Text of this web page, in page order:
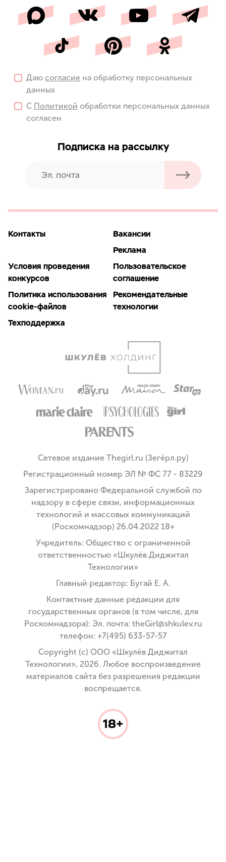
Даю согласие на обработку персональных
данных
С Политикой обработки персональных данных
согласен
Подписка на рассылку
Контакты
Вакансии
Реклама
Условия проведения
конкурсов
Пользовательское
соглашение
Политика использования
cookie-файлов
Рекомендательные
технологии
Техподдержка
Сетевое издание Thegirl.ru (Зегёрл.ру)
Регистрационный номер ЭЛ № ФС 77 - 83229
Зарегистрировано Федеральной службой по
надзору в сфере связи, информационных
технологий и массовых коммуникаций
(Роскомнадзор) 26.04.2022 18+
Учредитель: Общество с ограниченной
ответственностью «Шкулёв Диджитал
Технологии»
Главный редактор: Бугай Е. А.
Контактные данные редакции для
государственных органов (в том числе, для
Роскомнадзора): Эл. почта: theGirl@shkulev.ru
телефон: +7(495) 633-57-57
Copyright (с) ООО «Шкулёв Диджитал
Технологии», 2026. Любое воспроизведение
материалов сайта без разрешения редакции
воспрещается.
18+